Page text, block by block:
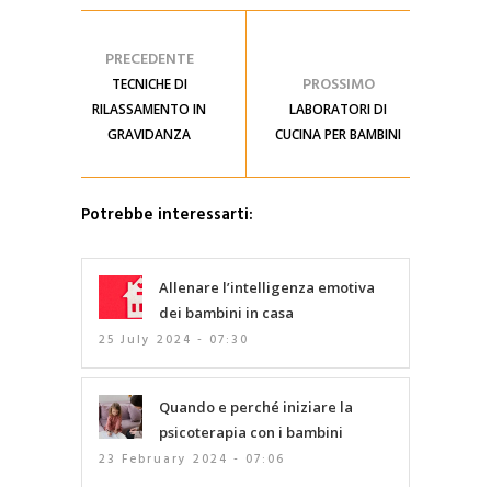
PRECEDENTE
TECNICHE DI
RILASSAMENTO IN
GRAVIDANZA
PROSSIMO
LABORATORI DI
CUCINA PER BAMBINI
Potrebbe interessarti:
Allenare l’intelligenza emotiva
dei bambini in casa
25 July 2024 - 07:30
Quando e perché iniziare la
psicoterapia con i bambini
23 February 2024 - 07:06